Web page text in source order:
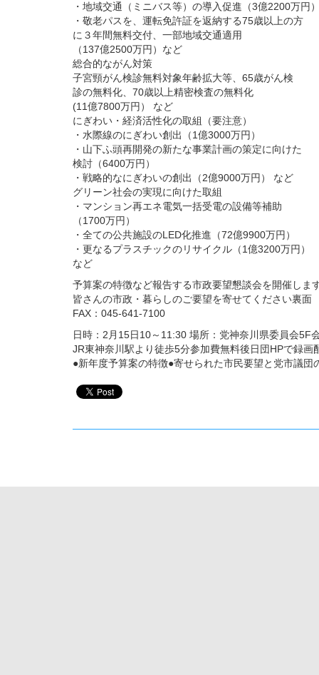
・地域交通（ミニバス等）の導入促進（3億2200万円
・敬老パスを、運転免許証を返納する75歳以上の方
に３年間無料交付、一部地域交通適用
（137億2500万円）など
総合的ながん対策
子宮頸がん検診無料対象年齢拡大等、65歳がん検
診の無料化、70歳以上精密検査の無料化
(11億7800万円） など
にぎわい・経済活性化の取組（要注意）
・水際線のにぎわい創出（1億3000万円）
・山下ふ頭再開発の新たな事業計画の策定に向けた
検討（6400万円）
・戦略的なにぎわいの創出（2億9000万円） など
グリーン社会の実現に向けた取組
・マンション再エネ電気一括受電の設備等補助
（1700万円）
・全ての公共施設のLED化推進（72億9900万円）
・更なるプラスチックのリサイクル（1億3200万円）
など
予算案の特徴など報告する市政要望懇談会を開催しま
皆さんの市政・暮らしのご要望を寄せてください裏面
FAX：045-641-7100
日時：2月15日10～11:30 場所：党神奈川県委員会5F
JR東神奈川駅より徒歩5分参加費無料後日団HPで録画
●新年度予算案の特徴●寄せられた市民要望と党市議団